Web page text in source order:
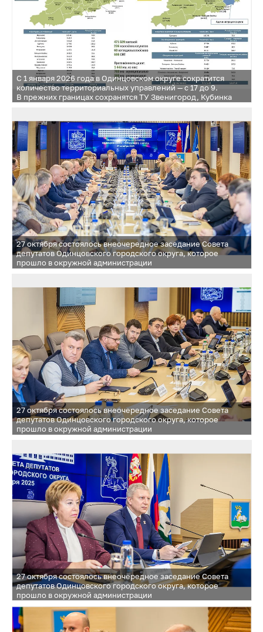
С 1 января 2026 года в Одинцовском округе сократится
количество территориальных управлений — с 17 до 9.
В прежних границах сохранятся ТУ Звенигород, Кубинка
Голицыно и Большие Вязёмы; ТУ Лесной городок — Лесной
городок и Жаворонковское; ТУ Успенское — Успенское,
Назарьевское и Захаровское; ТУ Никольское — Никольское
и Часцовское; ТУ Рублевское — ТУ Барвихинское и Горское;
ТУ Сколковское — ТУ Заречье и Новоивановское вместе
с селами Ромашково и Немчиновка. Территориальное
управление Одинцово будет расформировано
27 октября состоялось внеочередное заседание Совета
депутатов Одинцовского городского округа, которое
прошло в окружной администрации
27 октября состоялось внеочередное заседание Совета
депутатов Одинцовского городского округа, которое
прошло в окружной администрации
27 октября состоялось внеочередное заседание Совета
депутатов Одинцовского городского округа, которое
прошло в окружной администрации